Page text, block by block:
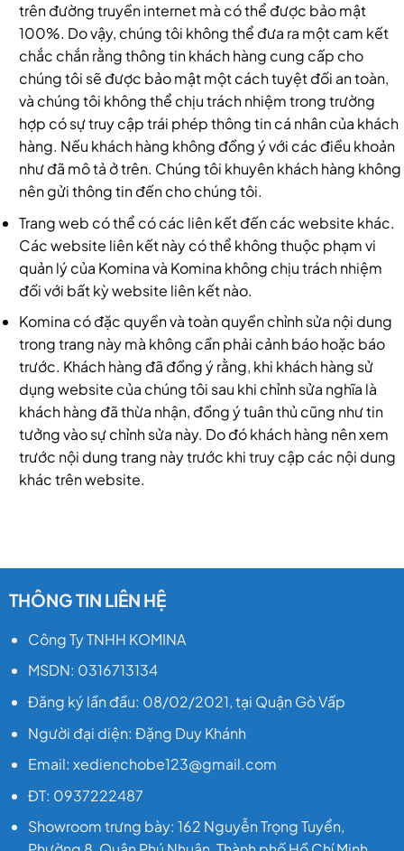
trên đường truyền internet mà có thể được bảo mật
100%. Do vậy, chúng tôi không thể đưa ra một cam kết
chắc chắn rằng thông tin khách hàng cung cấp cho
chúng tôi sẽ được bảo mật một cách tuyệt đối an toàn,
và chúng tôi không thể chịu trách nhiệm trong trường
hợp có sự truy cập trái phép thông tin cá nhân của khách
hàng. Nếu khách hàng không đồng ý với các điều khoản
như đã mô tả ở trên. Chúng tôi khuyên khách hàng không
nên gửi thông tin đến cho chúng tôi.
Trang web có thể có các liên kết đến các website khác.
Các website liên kết này có thể không thuộc phạm vi
quản lý của Komina và Komina không chịu trách nhiệm
đối với bất kỳ website liên kết nào.
Komina có đặc quyền và toàn quyền chỉnh sửa nội dung
trong trang này mà không cần phải cảnh báo hoặc báo
trước. Khách hàng đã đồng ý rằng, khi khách hàng sử
dụng website của chúng tôi sau khi chỉnh sửa nghĩa là
khách hàng đã thừa nhận, đồng ý tuân thủ cũng như tin
tưởng vào sự chỉnh sửa này. Do đó khách hàng nên xem
trước nội dung trang này trước khi truy cập các nội dung
khác trên website.
THÔNG TIN LIÊN HỆ
Công Ty TNHH KOMINA
MSDN: 0316713134
Đăng ký lần đầu: 08/02/2021, tại Quận Gò Vấp
Người đại diện: Đặng Duy Khánh
Email: xedienchobe123@gmail.com
ĐT: 0937222487
Showroom trưng bày: 162 Nguyễn Trọng Tuyển,